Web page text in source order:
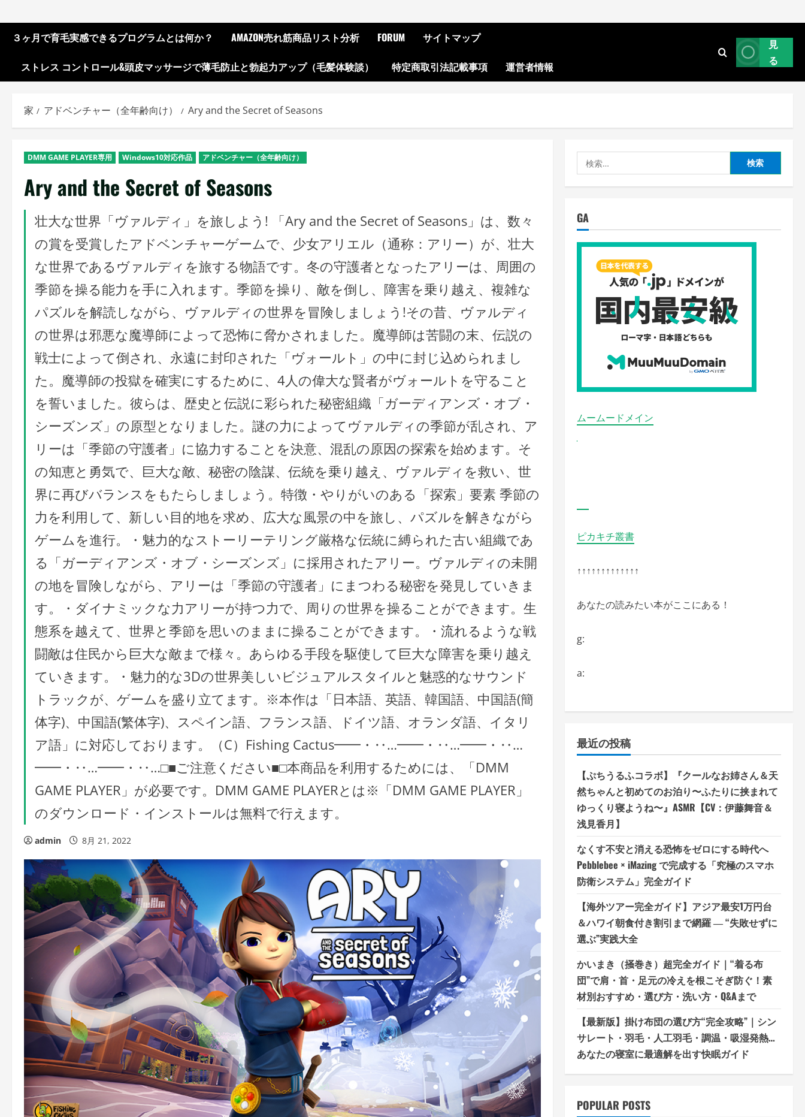
３ヶ月で育毛実感できるプログラムとは何か？ AMAZON売れ筋商品リスト分析 FORUM サイトマップ
ストレス コントロール&頭皮マッサージで薄毛防止と勃起力アップ（毛髪体験談） 特定商取引法記載事項 運営者情報
見
る
家 アドベンチャー（全年齢向け） Ary and the Secret of Seasons
DMM GAME PLAYER専用 Windows10対応作品 アドベンチャー（全年齢向け）
Ary and the Secret of Seasons
壮大な世界「ヴァルディ」を旅しよう! 「Ary and the Secret of Seasons」は、数々
の賞を受賞したアドベンチャーゲームで、少女アリエル（通称：アリー）が、壮大
な世界であるヴァルディを旅する物語です。冬の守護者となったアリーは、周囲の
季節を操る能力を手に入れます。季節を操り、敵を倒し、障害を乗り越え、複雑な
パズルを解読しながら、ヴァルディの世界を冒険しましょう!その昔、ヴァルディ
の世界は邪悪な魔導師によって恐怖に脅かされました。魔導師は苦闘の末、伝説の
戦士によって倒され、永遠に封印された「ヴォールト」の中に封じ込められまし
た。魔導師の投獄を確実にするために、4人の偉大な賢者がヴォールトを守ること
を誓いました。彼らは、歴史と伝説に彩られた秘密組織「ガーディアンズ・オブ・
シーズンズ」の原型となりました。謎の力によってヴァルディの季節が乱され、ア
リーは「季節の守護者」に協力することを決意、混乱の原因の探索を始めます。そ
の知恵と勇気で、巨大な敵、秘密の陰謀、伝統を乗り越え、ヴァルディを救い、世
界に再びバランスをもたらしましょう。特徴・やりがいのある「探索」要素 季節の
力を利用して、新しい目的地を求め、広大な風景の中を旅し、パズルを解きながら
ゲームを進行。・魅力的なストーリーテリング厳格な伝統に縛られた古い組織であ
る「ガーディアンズ・オブ・シーズンズ」に採用されたアリー。ヴァルディの未開
の地を冒険しながら、アリーは「季節の守護者」にまつわる秘密を発見していきま
す。・ダイナミックな力アリーが持つ力で、周りの世界を操ることができます。生
態系を越えて、世界と季節を思いのままに操ることができます。・流れるような戦
闘敵は住民から巨大な敵まで様々。あらゆる手段を駆使して巨大な障害を乗り越え
ていきます。・魅力的な3Dの世界美しいビジュアルスタイルと魅惑的なサウンド
トラックが、ゲームを盛り立てます。※本作は「日本語、英語、韓国語、中国語(簡
体字)、中国語(繁体字)、スペイン語、フランス語、ドイツ語、オランダ語、イタリ
ア語」に対応しております。（C）Fishing Cactus━━・‥…━━・‥…━━・‥…
━━・‥…━━・‥…□■ご注意ください■□本商品を利用するためには、「DMM
GAME PLAYER」が必要です。DMM GAME PLAYERとは※「DMM GAME PLAYER」
のダウンロード・インストールは無料で行えます。
admin 8月 21, 2022
索:
GA
ムームードメイン
ピカキチ叢書
↑↑↑↑↑↑↑↑↑↑↑↑↑
あなたの読みたい本がここにある！
g:
a:
最近の投稿
【ぷちうるふコラボ】『クールなお姉さん＆天
然ちゃんと初めてのお泊り〜ふたりに挟まれて
ゆっくり寝ようね〜』ASMR【CV：伊藤舞音＆
浅見香月】
なくす不安と消える恐怖をゼロにする時代へ
Pebblebee × iMazing で完成する「究極のスマホ
防衛システム」完全ガイド
【海外ツアー完全ガイド】アジア最安1万円台
＆ハワイ朝食付き割引まで網羅 ― “失敗せずに
選ぶ”実践大全
かいまき（掻巻き）超完全ガイド｜“着る布
団”で肩・首・足元の冷えを根こそぎ防ぐ！素
材別おすすめ・選び方・洗い方・Q&Aまで
【最新版】掛け布団の選び方“完全攻略”｜シン
サレート・羽毛・人工羽毛・調温・吸湿発熱…
あなたの寝室に最適解を出す快眠ガイド
POPULAR POSTS